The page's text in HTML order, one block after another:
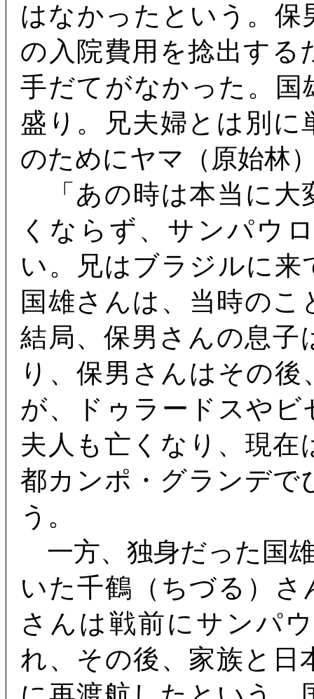
はなかったという。
の入院費用を捻出する
手だてがなかった。国
盛り。兄夫婦とは別に
のためにヤマ（原始林
「あの時は本当に大
くならず、サンパウ
い。兄はブラジルに
国雄さんは、当時の
結局、保男さんの息子
り、保男さんはその
が、ドゥラードスや
夫人も亡くなり、現
都カンポ・グランデで
う。
一方、独身だった国
いた千鶴（ちづる）
さんは戦前にサンパ
れ、その後、家族と日